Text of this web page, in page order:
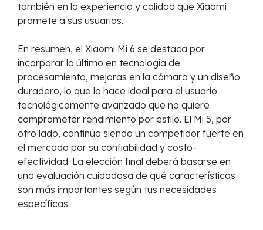
también en la experiencia y calidad que Xiaomi
promete a sus usuarios.
En resumen, el Xiaomi Mi 6 se destaca por
incorporar lo último en tecnología de
procesamiento, mejoras en la cámara y un diseño
duradero, lo que lo hace ideal para el usuario
tecnológicamente avanzado que no quiere
comprometer rendimiento por estilo. El Mi 5, por
otro lado, continúa siendo un competidor fuerte en
el mercado por su confiabilidad y costo-
efectividad. La elección final deberá basarse en
una evaluación cuidadosa de qué características
son más importantes según tus necesidades
específicas.